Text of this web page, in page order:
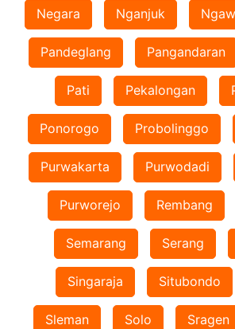
Negara Nganjuk
Pandeglang Pangandaran
Pati Pekalongan
Ponorogo Probolinggo
Purwakarta Purwodadi
Purworejo Rembang
Semarang Serang
Singaraja Situbondo
Sleman Solo Sragen